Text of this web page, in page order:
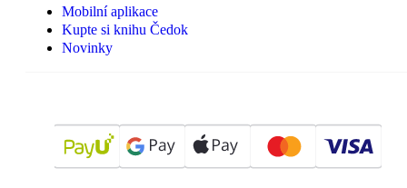
Mobilní aplikace
Kupte si knihu Čedok
Novinky